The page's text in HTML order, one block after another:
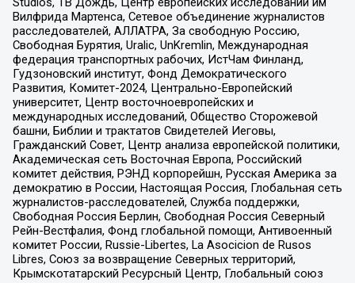
Вилфрида Мартенса, Сетевое объединение журналистов
расследователей, АЛЛАТРА, За свободную Россию,
Свободная Бурятия, Uralic, UnKremlin, Международная
федерация транспортных рабочих, ИстЧам Финланд,
Гудзоновский институт, Фонд Демократического
Развития, Комитет-2024, Центрально-Европейский
университет, Центр восточноевропейских и
международных исследований, Общество Сторожевой
башни, Библии и трактатов Свидетелей Иеговы,
Гражданский Совет, Центр анализа европейской политики,
Академическая сеть Восточная Европа, Российский
комитет действия, РЭНД корпорейшн, Русская Америка за
демократию в России, Настоящая Россия, Глобальная сеть
журналистов-расследователей, Служба поддержки,
Свободная Россия Берлин, Свободная Россия Северный
Рейн-Вестфалия, Фонд глобальной помощи, Антивоенный
комитет России, Russie-Libertes, La Asocicion de Rusos
Libres, Союз за возвращение Северных территорий,
Крымскотатарский Ресурсный Центр, Глобальный союз